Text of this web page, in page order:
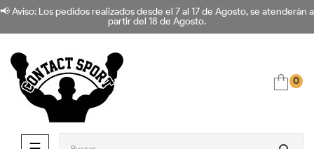
📢 Aviso: Los pedidos realizados desde el 7 al 17 de Agosto, se atenderán a
partir del 18 de Agosto.
0